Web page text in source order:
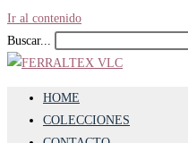
Ir al contenido
Buscar...
HOME
COLECCIONES